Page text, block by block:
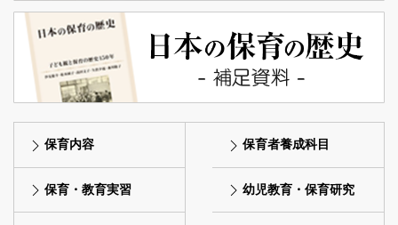
保育内容 保育者養成科目
保育・教育実習 幼児教育・保育研究